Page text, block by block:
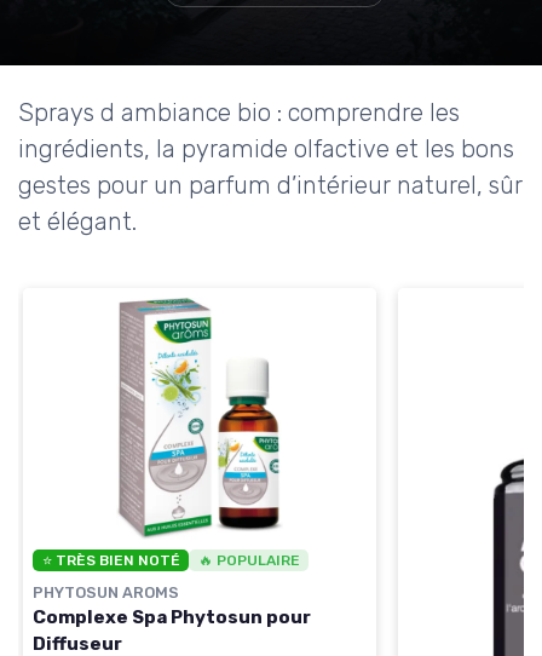
Sprays d ambiance bio : comprendre les
ingrédients, la pyramide olfactive et les bons
gestes pour un parfum d’intérieur naturel, sûr
et élégant.
⭐ TRÈS BIEN NOTÉ 🔥 POPULAIRE
PHYTOSUN AROMS
Complexe Spa Phytosun pour
Diffuseur